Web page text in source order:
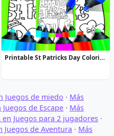
Printable St Patricks Day Coloring Pages
Juegos de miedo · Más
Juegos de Escape · Más
en Juegos para 2 jugadores ·
Juegos de Aventura · Más